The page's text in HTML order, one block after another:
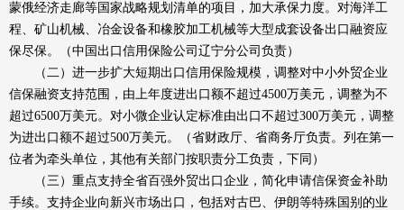
蒙俄经济走廊等国家战略规划清单的项目，加大承保力度。对海洋工
程、矿山机械、冶金设备和橡胶加工机械等大型成套设备出口融资应
保尽保。（中国出口信用保险公司辽宁分公司负责）
（二）进一步扩大短期出口信用保险规模，调整对中小外贸企业
信保融资支持范围，由上年度进出口额不超过4500万美元，调整为不
超过6500万美元。对小微企业认定标准由出口不超过300万美元，调整
为进出口额不超过500万美元。（省财政厅、省商务厅负责。列在第一
位者为牵头单位，其他有关部门按职责分工负责，下同）
（三）重点支持全省百强外贸出口企业，简化申请信保资金补助
手续。支持企业向新兴市场出口，包括对古巴、伊朗等特殊国别的业